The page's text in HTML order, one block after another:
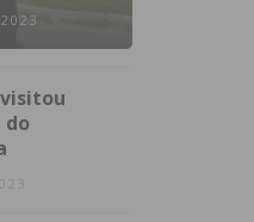
visitou
do